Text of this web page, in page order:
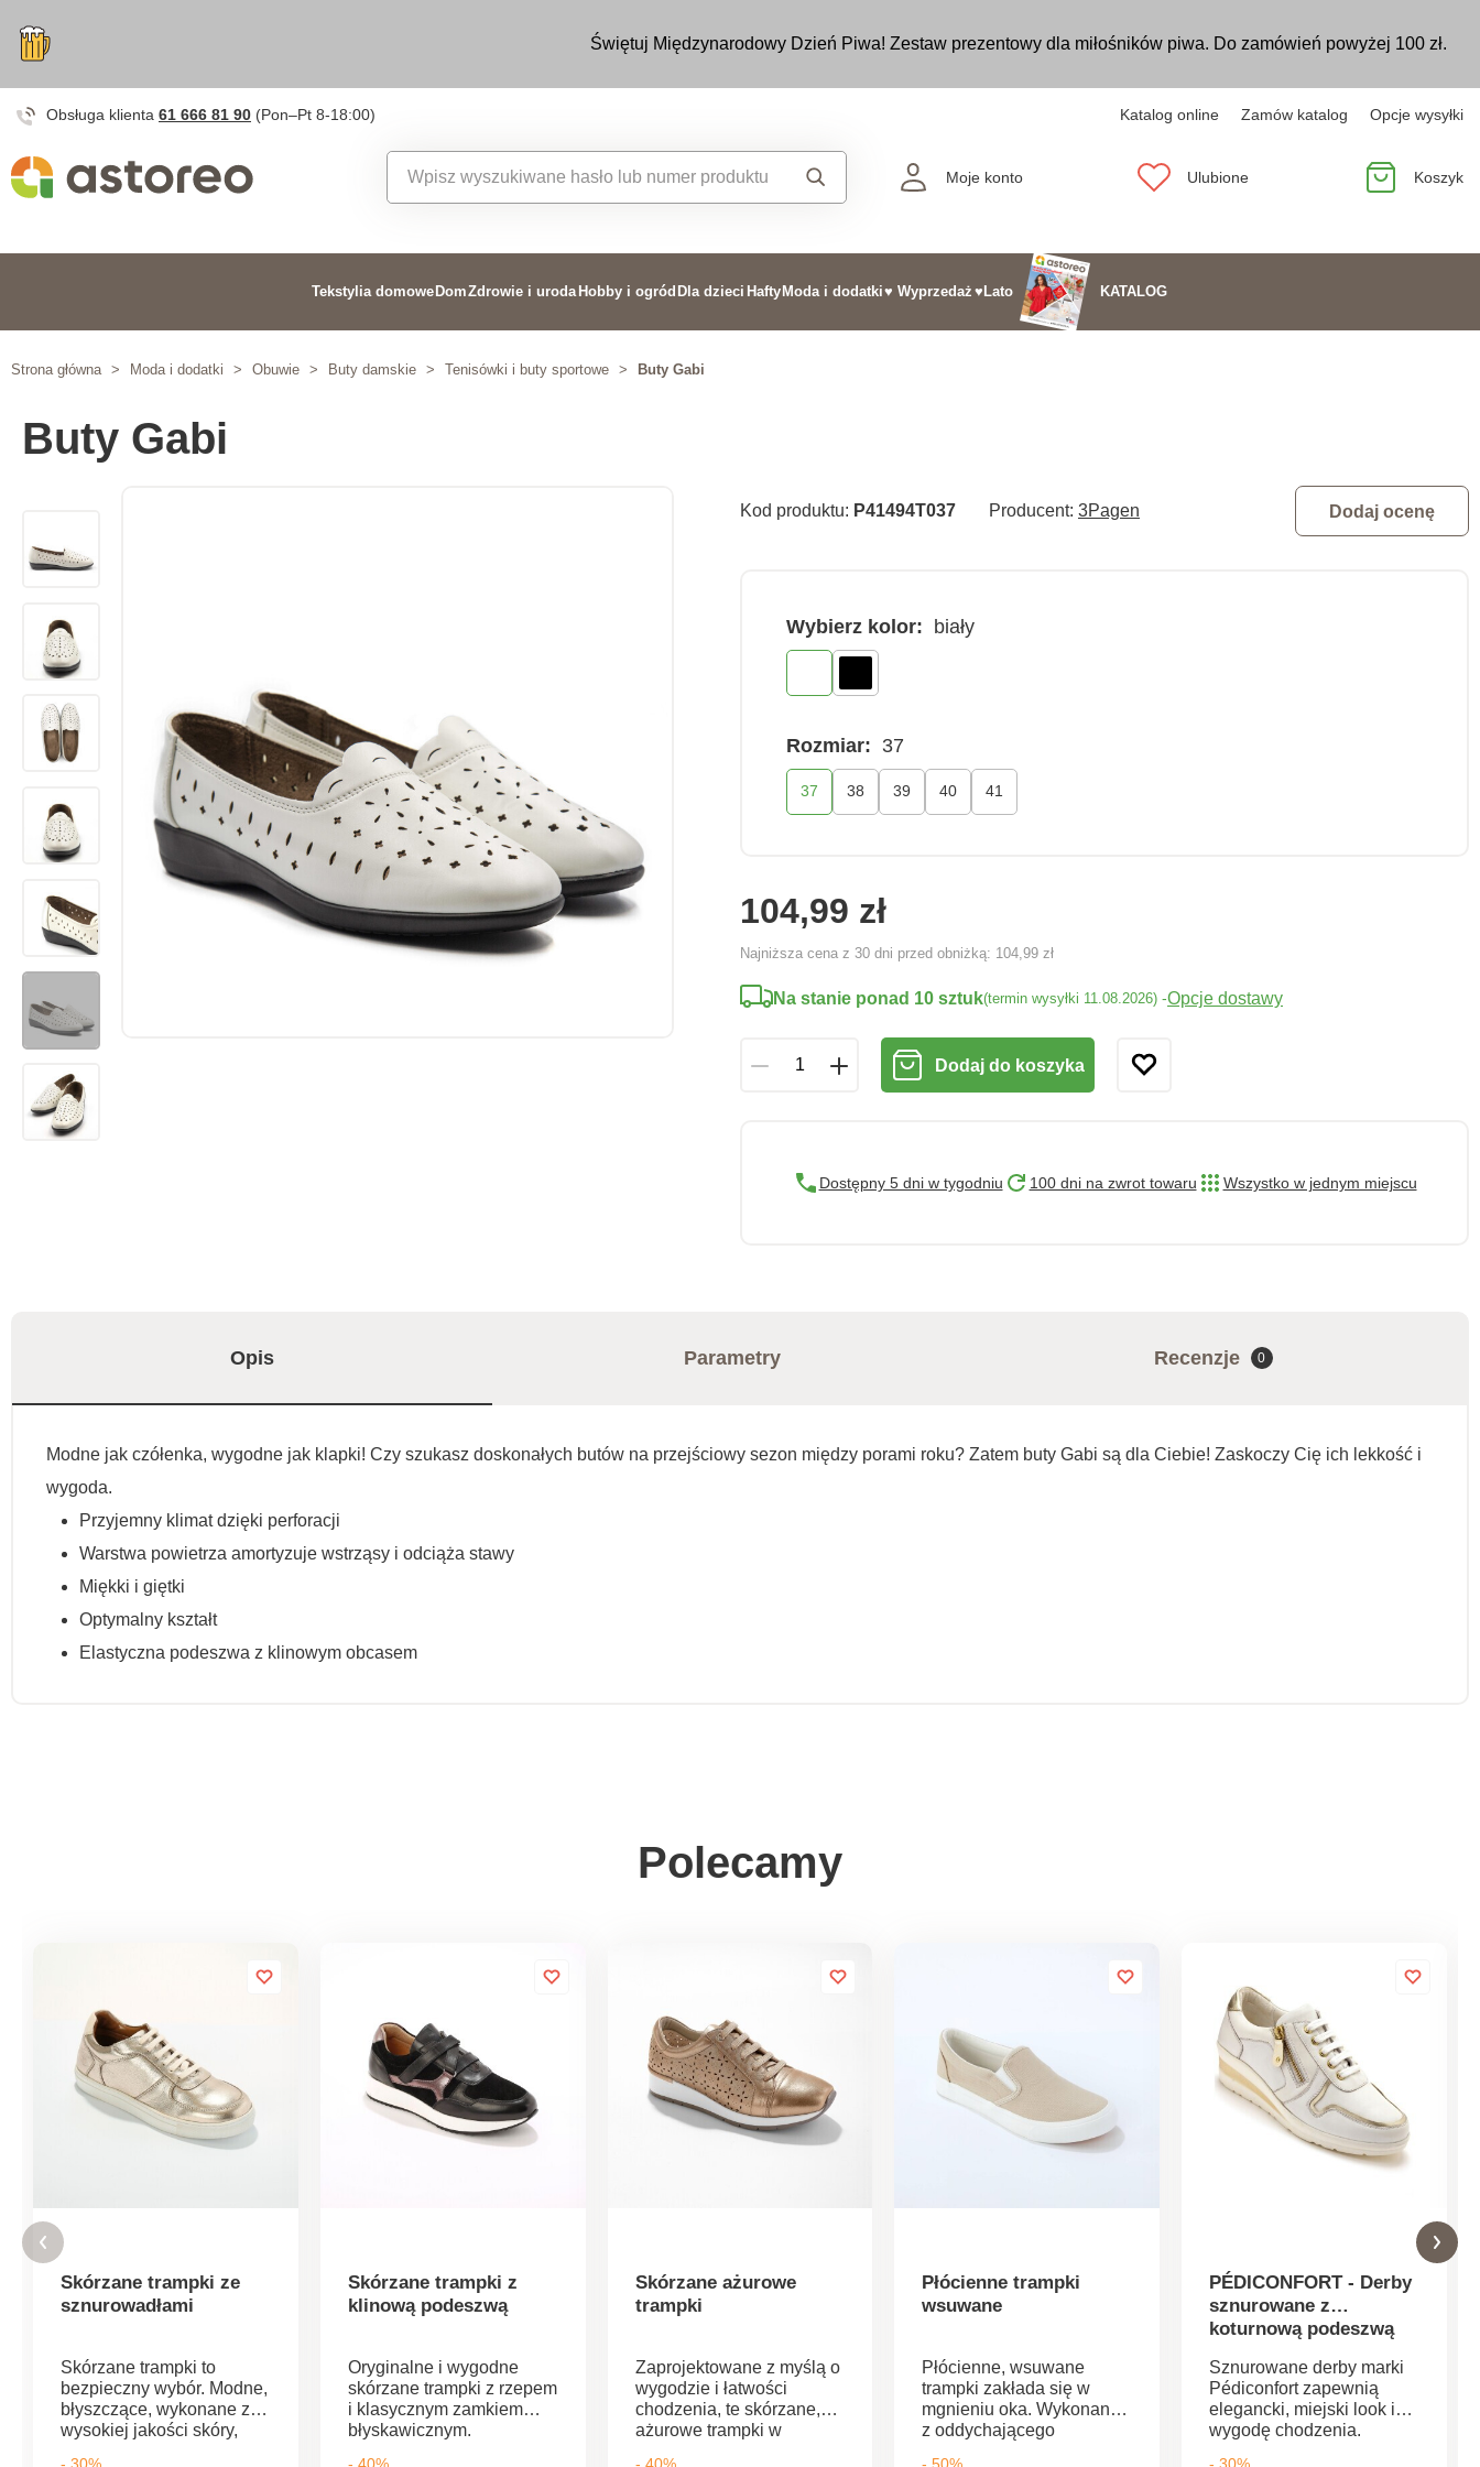
Świętuj Międzynarodowy Dzień Piwa! Zestaw prezentowy dla miłośników piwa. Do zamówień powyżej 100 zł.
Obsługa klienta 61 666 81 90 (Pon–Pt 8-18:00) Katalog online Zamów katalog Opcje wysyłki
Moje konto Ulubione Koszyk
Tekstylia domowe DomZdrowie i uroda Hobby i ogród Dla dzieci Hafty Moda i dodatki♥ Wyprzedaż ♥Lato KATALOG
Strona główna > Moda i dodatki > Obuwie > Buty damskie > Tenisówki i buty sportowe > Buty Gabi
Buty Gabi
Kod produktu: P41494T037 Producent: 3Pagen Dodaj ocenę
Wybierz kolor: biały
Rozmiar: 37
37 38 39 40 41
104,99 zł
Najniższa cena z 30 dni przed obniżką: 104,99 zł
Na stanie ponad 10 sztuk(termin wysyłki 11.08.2026) -Opcje dostawy
Dodaj do koszyka
Dostępny 5 dni w tygodniu 100 dni na zwrot towaru Wszystko w jednym miejscu
Opis Parametry Recenzje 0
Modne jak czółenka, wygodne jak klapki! Czy szukasz doskonałych butów na przejściowy sezon między porami roku? Zatem buty Gabi są dla Ciebie! Zaskoczy Cię ich lekkość i
wygoda.
Przyjemny klimat dzięki perforacji
Warstwa powietrza amortyzuje wstrząsy i odciąża stawy
Miękki i giętki
Optymalny kształt
Elastyczna podeszwa z klinowym obcasem
Polecamy
Skórzane trampki ze
sznurowadłami
Skórzane trampki to
bezpieczny wybór. Modne,
błyszczące, wykonane z
wysokiej jakości skóry,
- 30%
Skórzane trampki z
klinową podeszwą
Oryginalne i wygodne
skórzane trampki z rzepem
i klasycznym zamkiem
błyskawicznym.
- 40%
Skórzane ażurowe
trampki
Zaprojektowane z myślą o
wygodzie i łatwości
chodzenia, te skórzane,
ażurowe trampki w
- 40%
Płócienne trampki
wsuwane
Płócienne, wsuwane
trampki zakłada się w
mgnieniu oka. Wykonane
z oddychającego
- 50%
PÉDICONFORT - Derby
sznurowane z
koturnową podeszwą
Sznurowane derby marki
Pédiconfort zapewnią
elegancki, miejski look i
wygodę chodzenia.
- 30%